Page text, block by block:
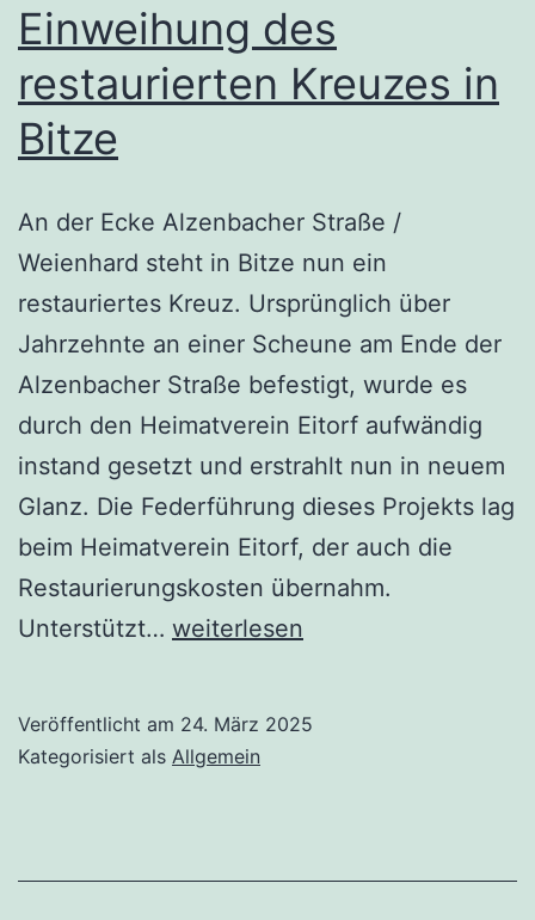
Einweihung des
restaurierten Kreuzes in
Bitze
An der Ecke Alzenbacher Straße /
Weienhard steht in Bitze nun ein
restauriertes Kreuz. Ursprünglich über
Jahrzehnte an einer Scheune am Ende der
Alzenbacher Straße befestigt, wurde es
durch den Heimatverein Eitorf aufwändig
instand gesetzt und erstrahlt nun in neuem
Glanz. Die Federführung dieses Projekts lag
beim Heimatverein Eitorf, der auch die
Restaurierungskosten übernahm.
Unterstützt… Einweihung
Kreuzes
weiterlesen
Veröffentlicht am 24. März 2025
Kategorisiert als Allgemein